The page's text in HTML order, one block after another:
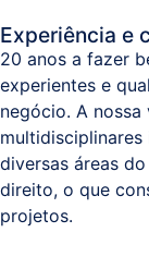
Experiência e
20 anos a fazer
experientes e
negócio. A
multidisciplinares
diversas áreas
direito, o que
projetos.